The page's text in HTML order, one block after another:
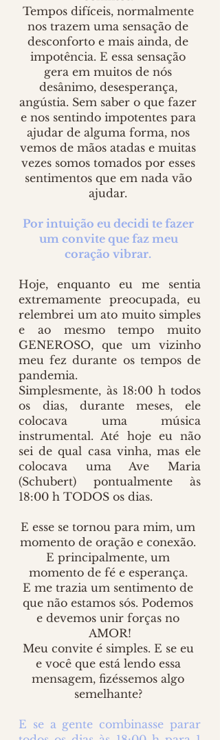
Tempos difíceis, normalmente
nos trazem uma sensação de
desconforto e mais ainda, de
impotência. E essa sensação
gera em muitos de nós
desânimo, desesperança,
angústia. Sem saber o que fazer
e nos sentindo impotentes para
ajudar de alguma forma, nos
vemos de mãos atadas e muitas
vezes somos tomados por esses
sentimentos que em nada vão
ajudar.
Por intuição eu decidi te fazer
um convite que faz meu
coração vibrar.
Hoje, enquanto eu me sentia
extremamente preocupada, eu
relembrei um ato muito simples
e ao mesmo tempo muito
GENEROSO, que um vizinho
meu fez durante os tempos de
pandemia.
Simplesmente, às 18:00 h todos
os dias, durante meses, ele
colocava uma música
instrumental. Até hoje eu não
sei de qual casa vinha, mas ele
colocava uma Ave Maria
(Schubert) pontualmente às
18:00 h TODOS os dias.
E esse se tornou para mim, um
momento de oração e conexão.
E principalmente, um
momento de fé e esperança.
E me trazia um sentimento de
que não estamos sós. Podemos
e devemos unir forças no
AMOR!
Meu convite é simples. E se eu
e você que está lendo essa
mensagem, fizéssemos algo
semelhante?
E se a gente combinasse parar